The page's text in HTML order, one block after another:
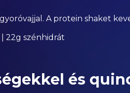
A protein shaket
22g szénhidrát
és